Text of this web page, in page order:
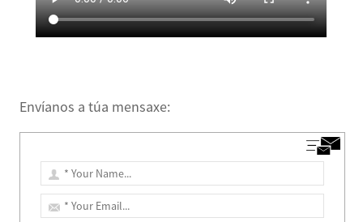
Envíanos a túa mensaxe: